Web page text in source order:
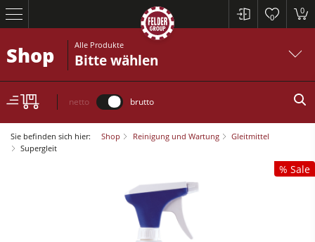
0
0
Kreissägen und Formatkreissägen
Shop Alle Produkte
Bitte wählen
netto brutto
Sie befinden sich hier: Shop Reinigung und Wartung
Gleitmittel
Supergleit
% Sale